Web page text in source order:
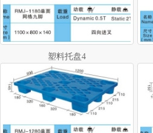
塑料托盘4